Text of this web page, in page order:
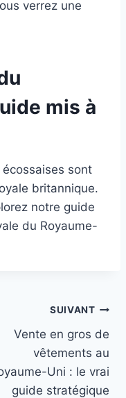
verrez une
mis à
sont
britannique.
notre guide
du Royaume-
SUIVANT
Vente en gros de
vêtements au
Uni : le vrai
guide stratégique